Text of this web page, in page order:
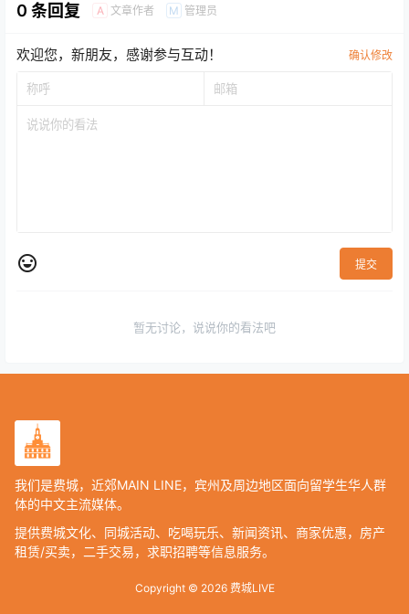
0 条回复 A 文章作者 M 管理员
欢迎您，新朋友，感谢参与互动！ 确认修改
提交
暂无讨论，说说你的看法吧
我们是费城，近郊MAIN LINE，宾州及周边地区面向留学生华人群
体的中文主流媒体。
提供费城文化、同城活动、吃喝玩乐、新闻资讯、商家优惠，房产
租赁/买卖，二手交易，求职招聘等信息服务。
Copyright © 2026费城LIVE